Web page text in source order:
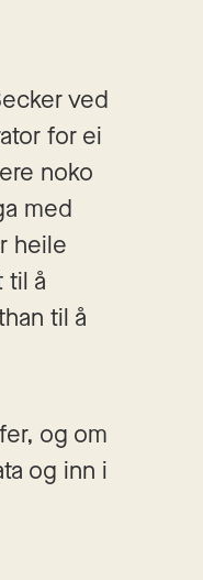
ved
for ei
noko
med
heile
til å
til å
og om
og inn i